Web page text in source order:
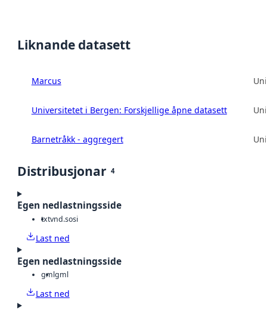
Liknande datasett
Marcus
Universitetet i Bergen: Forskjellige åpne datasett
Barnetråkk - aggregert
Distribusjonar 4
Egen nedlastningsside
txtvnd.sosi
Last ned
Egen nedlastningsside
gmlgml
Last ned